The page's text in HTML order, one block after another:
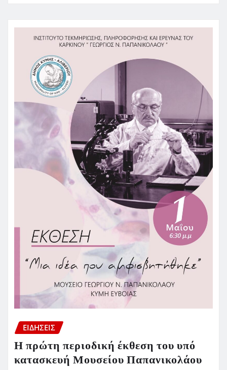
ΕΙΔΗΣΕΙΣ
Η πρώτη περιοδική έκθεση του υπό
κατασκευή Μουσείου Παπανικολάου